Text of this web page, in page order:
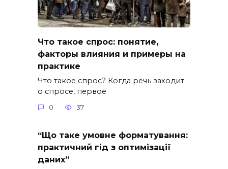
Что такое спрос: понятие,
факторы влияния и примеры на
практике
Что такое спрос? Когда речь заходит
о спросе, первое
0 37
“Що таке умовне форматування:
практичний гід з оптимізації
даних”